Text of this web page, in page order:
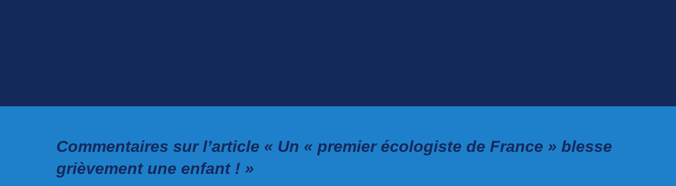
Commentaires sur l’article « Un « premier écologiste de France » blesse
grièvement une enfant ! »